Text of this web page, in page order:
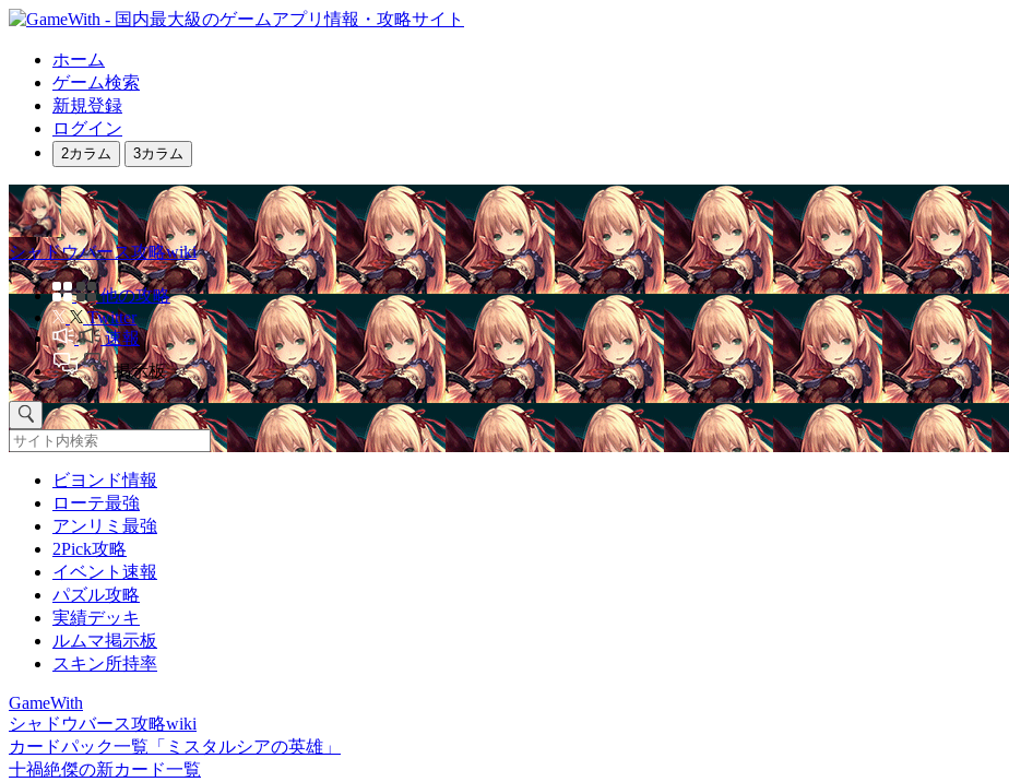
ホーム
ゲーム検索
新規登録
ログイン
2カラム 3カラム
シャドウバース攻略wiki
他の攻略
Twitter
速報
掲示板
ビヨンド情報
ローテ最強
アンリミ最強
2Pick攻略
イベント速報
パズル攻略
実績デッキ
ルムマ掲示板
スキン所持率
GameWith
シャドウバース攻略wiki
カードパック一覧「ミスタルシアの英雄」
十禍絶傑の新カード一覧